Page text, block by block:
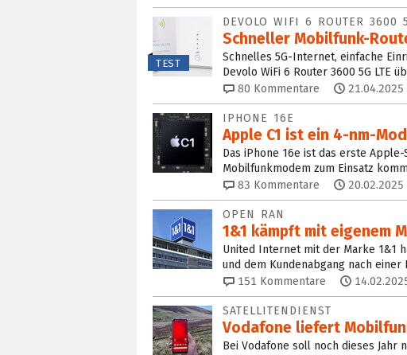
TEST
DEVOLO WIFI 6 ROUTER 3600
Schneller Mobilfunk-
Schnelles 5G-Internet, einfache
Devolo WiFi 6 Router 3600 5G LTE
80 Kommentare 21.04.2025
IPHONE 16E
Apple C1 ist ein 4-nm-
Das iPhone 16e ist das erste
Mobilfunkmodem zum Einsatz
83 Kommentare 20.02.2025
OPEN RAN
1&1 kämpft mit eigenem
United Internet mit der Marke 1&1
und dem Kundenabgang nach
151 Kommentare
SATELLITENDIENST
Vodafone liefert
Bei Vodafone soll noch dieses Jahr